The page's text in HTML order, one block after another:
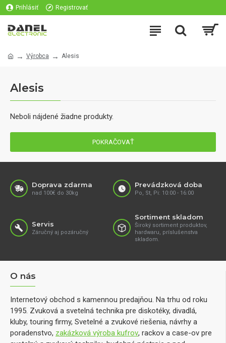
Prihlásiť Registrovať
Výrobca Alesis
Alesis
Neboli nájdené žiadne produkty.
POKRAČOVAŤ
Doprava zdarma
nad 100€ do 30kg
Prevádzková doba
Po, St, Pi: 10:00 - 16:00
Servis
Záručný aj pozáručný
Sortiment skladom
Široký sortiment produktov,
hardwaru, príslušenstva
skladom.
O nás
Internetový obchod s kamennou predajňou. Na trhu od roku
1995. Zvuková a svetelná technika pre diskotéky, divadlá,
kluby, touring firmy, Svetelné a zvukové riešenia, návrhy a
poradenstvo, zakázková výroba kufrov, rackov a case-ov pre